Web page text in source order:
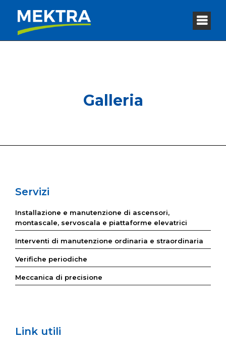
Galleria
Servizi
Installazione e manutenzione di ascensori,
montascale, servoscala e piattaforme elevatrici
Interventi di manutenzione ordinaria e straordinaria
Verifiche periodiche
Meccanica di precisione
Link utili